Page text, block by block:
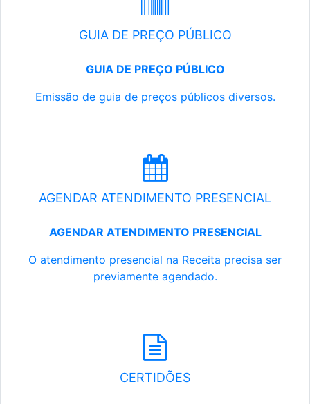
GUIA DE PREÇO PÚBLICO
GUIA DE PREÇO PÚBLICO
Emissão de guia de preços públicos diversos.
AGENDAR ATENDIMENTO PRESENCIAL
AGENDAR ATENDIMENTO PRESENCIAL
O atendimento presencial na Receita precisa ser
previamente agendado.
CERTIDÕES